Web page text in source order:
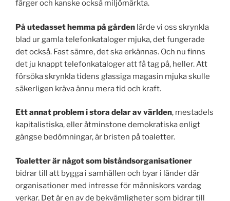
färger och kanske också miljömärkta.
På utedasset hemma på gården lärde vi oss skrynkla
blad ur gamla telefonkataloger mjuka, det fungerade
det också. Fast sämre, det ska erkännas. Och nu finns
det ju knappt telefonkataloger att få tag på, heller. Att
försöka skrynkla tidens glassiga magasin mjuka skulle
säkerligen kräva ännu mera tid och kraft.
Ett annat problem i stora delar av världen, mestadels
kapitalistiska, eller åtminstone demokratiska enligt
gängse bedömningar, är bristen på toaletter.
Toaletter är något som biståndsorganisationer
bidrar till att bygga i samhällen och byar i länder där
organisationer med intresse för människors vardag
verkar. Det är en av de bekvämligheter som bidrar till